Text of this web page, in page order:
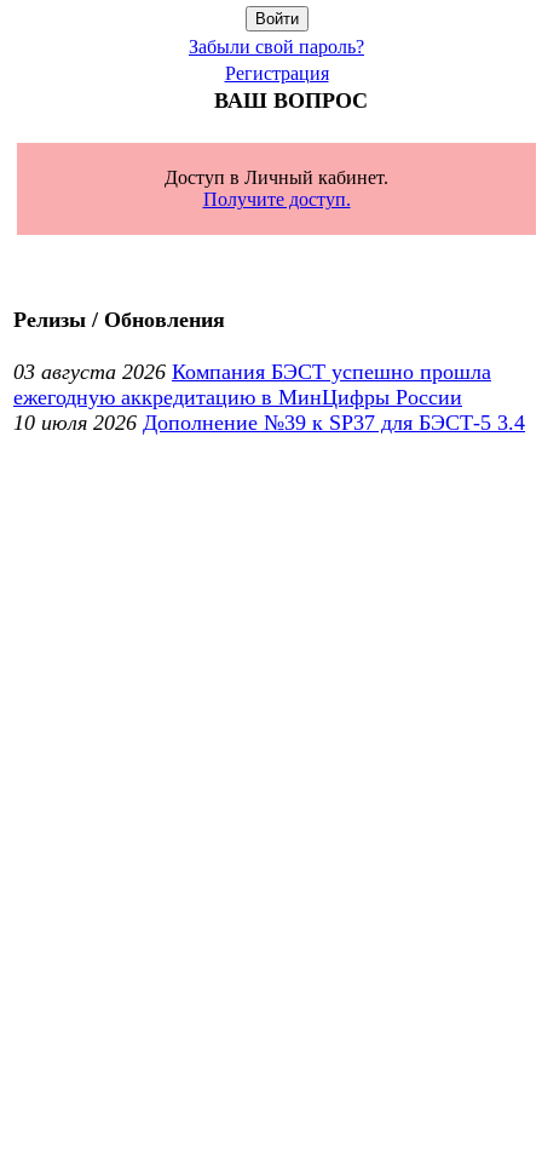
Забыли свой пароль?
Регистрация
ВАШ ВОПРОС
Доступ в Личный кабинет.
Получите доступ.
Релизы / Обновления
03 августа 2026 Компания БЭСТ успешно прошла
ежегодную аккредитацию в МинЦифры России
10 июля 2026 Дополнение №39 к SP37 для БЭСТ-5 3.4